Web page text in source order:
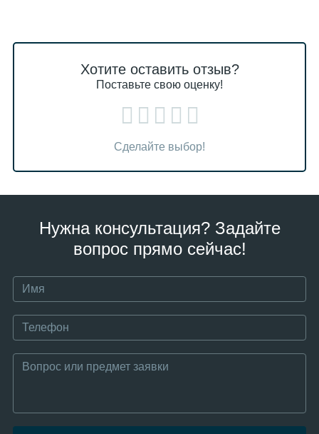
Хотите оставить отзыв?
Поставьте свою оценку!
Сделайте выбор!
Нужна консультация? Задайте
вопрос прямо сейчас!